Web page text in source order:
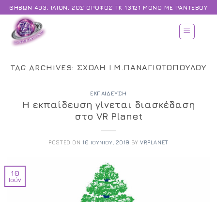
Skip
to
content
ΘΗΒΏΝ 493, ΊΛΙΟΝ, 2ΟΣ ΌΡΟΦΟΣ ΤΚ 13121 ΜΟΝΟ ΜΕ ΡΑΝΤΕΒΟΥ
TAG ARCHIVES: ΣΧΟΛΗ Ι.Μ.ΠΑΝΑΓΙΩΤΟΠΟΥΛΟΥ
ΕΚΠΑΊΔΕΥΣΗ
Η εκπαίδευση γίνεται διασκέδαση
στο VR Planet
POSTED ON 10 ΙΟΥΝΊΟΥ, 2019 BYVRPLANET
10
Ιούν